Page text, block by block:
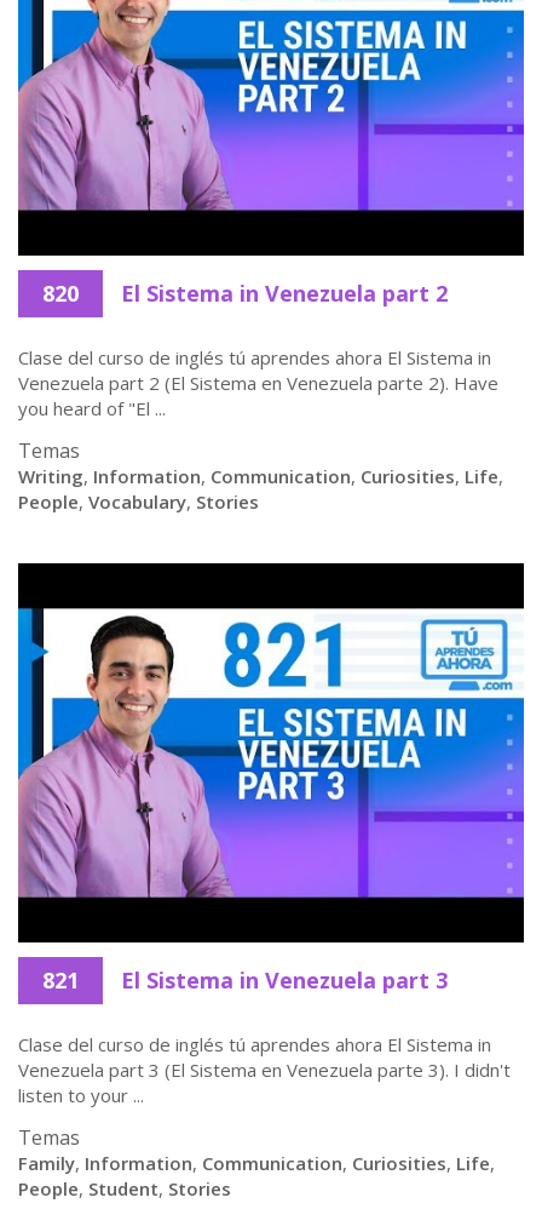
820 El Sistema in Venezuela part 2
Clase del curso de inglés tú aprendes ahora El Sistema in
Venezuela part 2 (El Sistema en Venezuela parte 2). Have
you heard of "El ...
Temas
Writing, Information, Communication, Curiosities, Life,
People, Vocabulary, Stories
821 El Sistema in Venezuela part 3
Clase del curso de inglés tú aprendes ahora El Sistema in
Venezuela part 3 (El Sistema en Venezuela parte 3). I didn't
listen to your ...
Temas
Family, Information, Communication, Curiosities, Life,
People, Student, Stories